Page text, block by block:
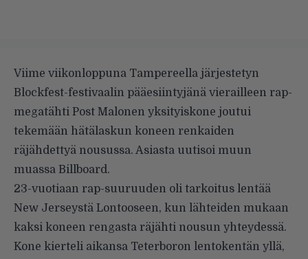
Viime viikonloppuna Tampereella järjestetyn
Blockfest-festivaalin pääesiintyjänä vierailleen rap-
megatähti Post Malonen yksityiskone joutui
tekemään hätälaskun koneen renkaiden
räjähdettyä nousussa. Asiasta uutisoi muun
muassa Billboard.
23-vuotiaan rap-suuruuden oli tarkoitus lentää
New Jerseystä Lontooseen, kun lähteiden mukaan
kaksi koneen rengasta räjähti nousun yhteydessä.
Kone kierteli aikansa Teterboron lentokentän yllä,